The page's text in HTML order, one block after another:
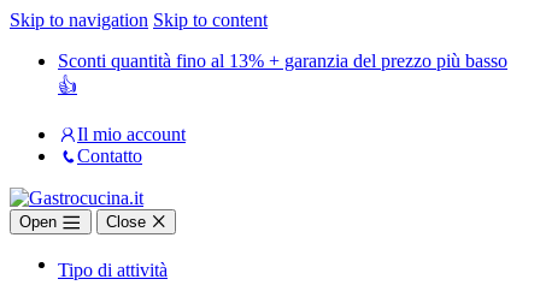
Skip to navigation Skip to content
Sconti quantità fino al 13% + garanzia del prezzo più basso
👍
Il mio account
Contatto
Open Close
Tipo di attività